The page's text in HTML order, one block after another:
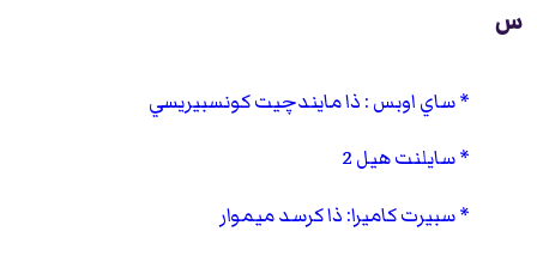
س
ساي اوبس : ذا مايندچيت كونسبيريسي
سايلنت هيل 2
سبيرت كاميرا: ذا كرسد ميموار